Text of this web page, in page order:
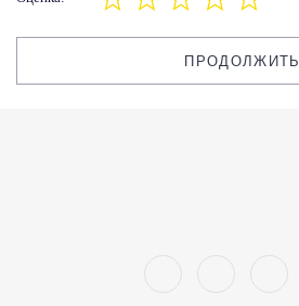
ПРОДОЛЖИТЬ